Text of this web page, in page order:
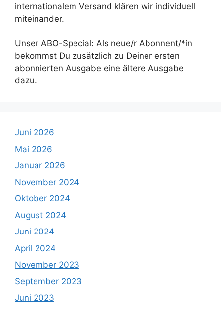
internationalem Versand klären wir individuell
miteinander.
Unser ABO-Special: Als neue/r Abonnent/*in
bekommst Du zusätzlich zu Deiner ersten
abonnierten Ausgabe eine ältere Ausgabe
dazu.
Juni 2026
Mai 2026
Januar 2026
November 2024
Oktober 2024
August 2024
Juni 2024
April 2024
November 2023
September 2023
Juni 2023